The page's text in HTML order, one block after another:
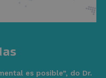
es posible”, do Dr.